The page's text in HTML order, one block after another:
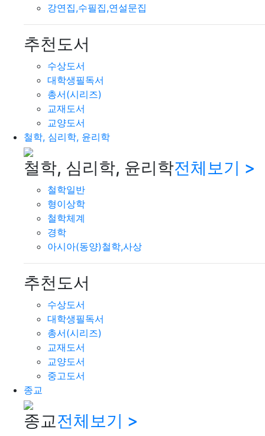
강연집,수필집,연설문집
추천도서
수상도서
대학생필독서
총서(시리즈)
교재도서
교양도서
철학, 심리학, 윤리학
철학, 심리학, 윤리학전체보기 >
철학일반
형이상학
철학체계
경학
아시아(동양)철학,사상
추천도서
수상도서
대학생필독서
총서(시리즈)
교재도서
교양도서
중고도서
종교
종교전체보기 >